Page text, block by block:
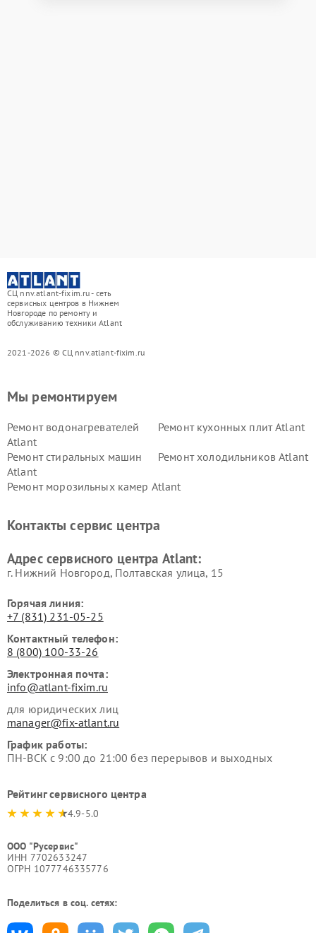
СЦ nnv.atlant-fixim.ru - сеть
сервисных центров в Нижнем
Новгороде по ремонту и
обслуживанию техники Atlant
2021-2026 © СЦ nnv.atlant-fixim.ru
Мы ремонтируем
Ремонт водонагревателей
Atlant
Ремонт кухонных плит Atlant
Ремонт стиральных машин
Atlant
Ремонт холодильников Atlant
Ремонт морозильных камер Atlant
Контакты сервис центра
Адрес сервисного центра Atlant:
г. Нижний Новгород, Полтавская улица, 15
Горячая линия:
+7 (831) 231-05-25
Контактный телефон:
8 (800) 100-33-26
Электронная почта:
info@atlant-fixim.ru
для юридических лиц
manager@fix-atlant.ru
График работы:
ПН-ВСК с 9:00 до 21:00 без перерывов и выходных
Рейтинг сервисного центра
4.9-5.0
ООО "Русервис"
ИНН 7702633247
ОГРН 1077746335776
Поделиться в соц. сетях: